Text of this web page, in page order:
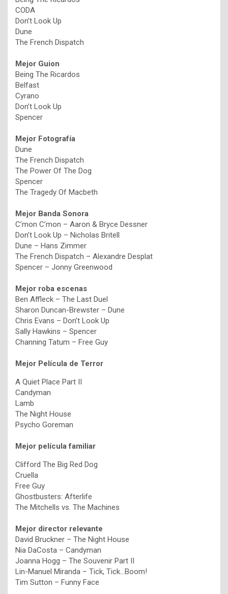
CODA
Don’t Look Up
Dune
The French Dispatch
Mejor Guion
Being The Ricardos
Belfast
Cyrano
Don’t Look Up
Spencer
Mejor Fotografía
Dune
The French Dispatch
The Power Of The Dog
Spencer
The Tragedy Of Macbeth
Mejor Banda Sonora
C’mon C’mon – Aaron & Bryce Dessner
Don’t Look Up – Nicholas Britell
Dune – Hans Zimmer
The French Dispatch – Alexandre Desplat
Spencer – Jonny Greenwood
Mejor roba escenas
Ben Affleck – The Last Duel
Sharon Duncan-Brewster – Dune
Chris Evans – Don’t Look Up
Sally Hawkins – Spencer
Channing Tatum – Free Guy
Mejor Película de Terror
A Quiet Place Part II
Candyman
Lamb
The Night House
Psycho Goreman
Mejor película familiar
Clifford The Big Red Dog
Cruella
Free Guy
Ghostbusters: Afterlife
The Mitchells vs. The Machines
Mejor director relevante
David Bruckner – The Night House
Nia DaCosta – Candyman
Joanna Hogg – The Souvenir Part II
Lin-Manuel Miranda – Tick, Tick…Boom!
Tim Sutton – Funny Face